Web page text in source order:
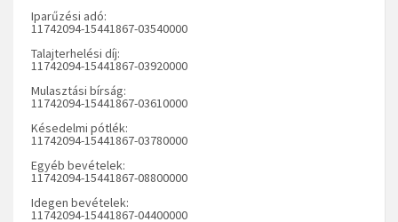
Iparűzési adó:
11742094-15441867-03540000
Talajterhelési díj:
11742094-15441867-03920000
Mulasztási bírság:
11742094-15441867-03610000
Késedelmi pótlék:
11742094-15441867-03780000
Egyéb bevételek:
11742094-15441867-08800000
Idegen bevételek:
11742094-15441867-04400000